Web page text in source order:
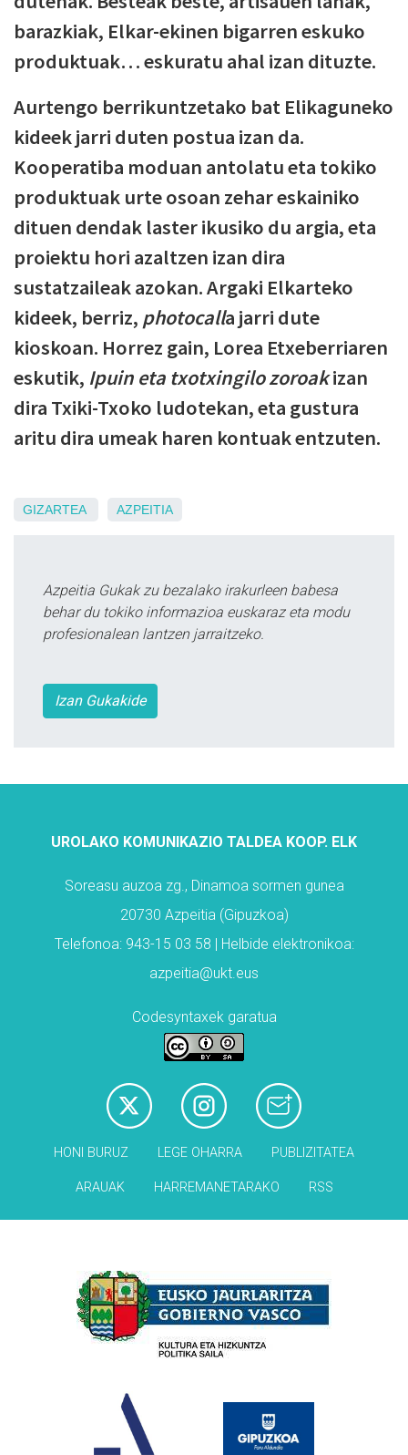
barazkiak, Elkar-ekinen bigarren eskuko
produktuak… eskuratu ahal izan dituzte.
Aurtengo berrikuntzetako bat Elikaguneko
kideek jarri duten postua izan da.
Kooperatiba moduan antolatu eta tokiko
produktuak urte osoan zehar eskainiko
dituen dendak laster ikusiko du argia, eta
proiektu hori azaltzen izan dira
sustatzaileak azokan. Argaki Elkarteko
kideek, berriz, photocalla jarri dute
kioskoan. Horrez gain, Lorea Etxeberriaren
eskutik, Ipuin eta txotxingilo zoroakizan
dira Txiki-Txoko ludotekan, eta gustura
aritu dira umeak haren kontuak entzuten.
GIZARTEA AZPEITIA
Azpeitia Gukak zu bezalako irakurleen babesa
behar du tokiko informazioa euskaraz eta modu
profesionalean lantzen jarraitzeko.
Izan Gukakide
UROLAKO KOMUNIKAZIO TALDEA KOOP. ELK
Soreasu auzoa zg., Dinamoa sormen gunea
20730 Azpeitia (Gipuzkoa)
Telefonoa: 943-15 03 58 | Helbide elektronikoa:
azpeitia@ukt.eus
Codesyntaxek garatua
HONI BURUZ LEGE OHARRA PUBLIZITATEA
ARAUAK HARREMANETARAKO RSS